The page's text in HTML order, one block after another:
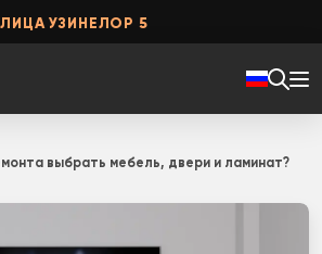
УЗИНЕЛОР 5
выбрать мебель, двери и ламинат?